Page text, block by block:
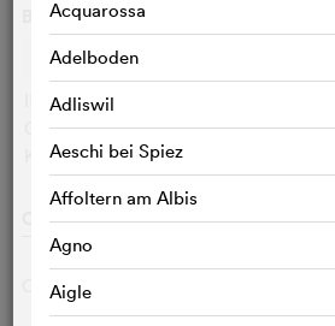
Acquarossa
Adelboden
Adliswil
Aeschi bei Spiez
Affoltern am Albis
Agno
Aigle
Bewertungen
cc ccc
IMDB-User:
Cinefile-User: < 3 STIMMEN
KritikerInnen:
CAST & CREW
Carol Mansour